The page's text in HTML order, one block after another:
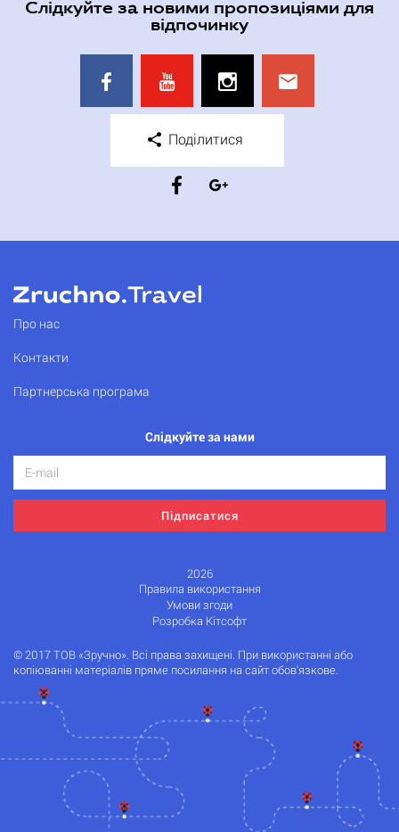
Слідкуйте за новими пропозиціями для
відпочинку
Поділитися
Про нас
Контакти
Партнерська програма
Слідкуйте за нами
Підписатися
2026
Правила використання
Умови згоди
Розробка Кітсофт
© 2017 ТОВ «Зручно». Всі права захищені. При використанні або
копіюванні матеріалів пряме посилання на сайт обов'язкове.